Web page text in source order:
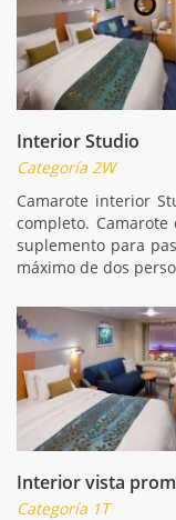
Interior Studio
Categoría 2W
Camarote interior
completo.
suplemento para
máximo de dos
Interior vista
Categoría 1T